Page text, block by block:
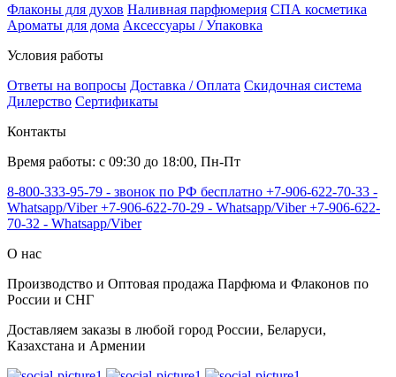
Флаконы для духов Наливная парфюмерия СПА косметика
Ароматы для дома Аксессуары / Упаковка
Условия работы
Ответы на вопросы Доставка / Оплата Скидочная система
Дилерство Сертификаты
Контакты
Время работы: с 09:30 до 18:00, Пн-Пт
8-800-333-95-79 - звонок по РФ бесплатно +7-906-622-70-33 -
Whatsapp/Viber+7-906-622-70-29 - Whatsapp/Viber+7-906-622-
70-32 - Whatsapp/Viber
О нас
Производство и Оптовая продажа Парфюма и Флаконов по
России и СНГ
Доставляем заказы в любой город России, Беларуси,
Казахстана и Армении